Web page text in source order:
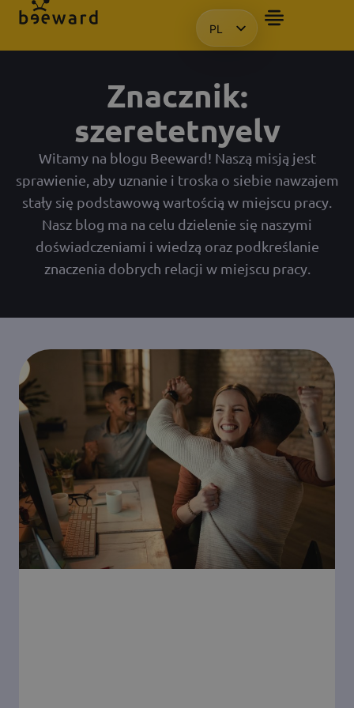
PL
HU
KO
Znacznik:
szeretetnyelv
Witamy na blogu Beeward! Naszą misją jest
sprawienie, aby uznanie i troska o siebie nawzajem
stały się podstawową wartością w miejscu pracy.
Nasz blog ma na celu dzielenie się naszymi
doświadczeniami i wiedzą oraz podkreślanie
znaczenia dobrych relacji w miejscu pracy.